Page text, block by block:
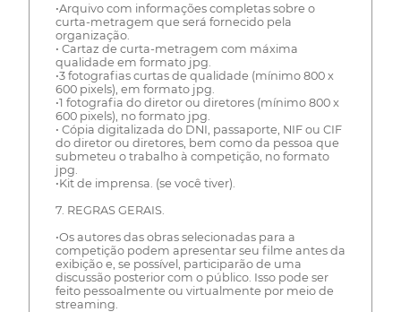
•Arquivo com informações completas sobre o
curta-metragem que será fornecido pela
organização.
• Cartaz de curta-metragem com máxima
qualidade em formato jpg.
•3 fotografias curtas de qualidade (mínimo 800 x
600 pixels), em formato jpg.
•1 fotografia do diretor ou diretores (mínimo 800 x
600 pixels), no formato jpg.
• Cópia digitalizada do DNI, passaporte, NIF ou CIF
do diretor ou diretores, bem como da pessoa que
submeteu o trabalho à competição, no formato
jpg.
•Kit de imprensa. (se você tiver).
7. REGRAS GERAIS.
•Os autores das obras selecionadas para a
competição podem apresentar seu filme antes da
exibição e, se possível, participarão de uma
discussão posterior com o público. Isso pode ser
feito pessoalmente ou virtualmente por meio de
streaming.